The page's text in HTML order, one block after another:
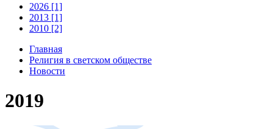
2026 [1]
2013 [1]
2010 [2]
Главная
Религия в светском обществе
Новости
2019